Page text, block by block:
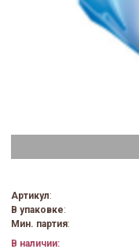
Артикул:
В упаковке:
Мин. партия:
В наличии: